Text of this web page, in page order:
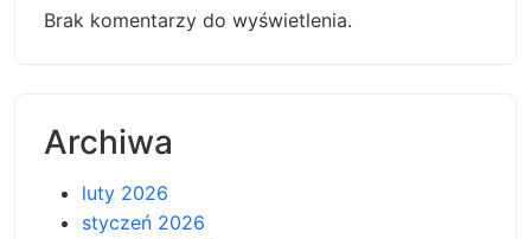
Brak komentarzy do wyświetlenia.
Archiwa
luty 2026
styczeń 2026